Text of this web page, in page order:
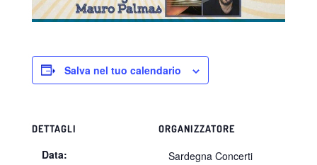
Salva nel tuo calendario
DETTAGLI
Data:
ORGANIZZATORE
Sardegna Concerti